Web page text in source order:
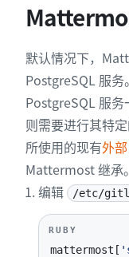
默认情况下，
PostgreSQL 服
PostgreSQL 服务
则需要进行其特
所使用的现有外
Mattermost 继承。
编辑
/etc/
RUBY
mattermost [